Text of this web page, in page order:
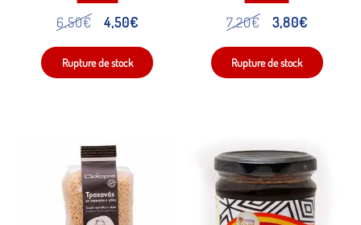
6,50€
Le
prix
initial
4,50€Le
prix
actuel
7,20€
Le
prix
initial
3,80€Le
prix
actuel